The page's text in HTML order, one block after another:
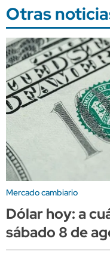
Otras
Mercado cambiario
Dólar hoy: a
sábado 8 de